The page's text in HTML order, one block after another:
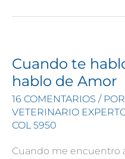
del
un
peón
de
la
industria
Cuando te
hablo de Amor
16 COMENTARIOS / POR
VETERINARIO
COL 5950
Cuando me encuentro